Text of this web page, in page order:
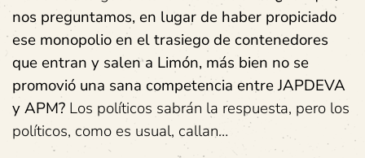
nos preguntamos, en lugar de haber propiciado
ese monopolio en el trasiego de contenedores
que entran y salen a Limón, más bien no se
promovió una sana competencia entre JAPDEVA
y APM? Los políticos sabrán la respuesta, pero los
políticos, como es usual, callan…